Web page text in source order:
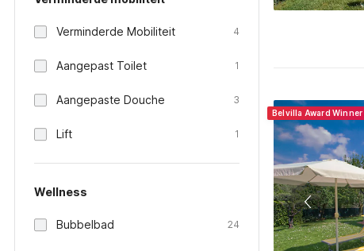
Verminderde Mobiliteit 4
Aangepast Toilet 1
Aangepaste Douche 3
Lift 1
Wellness
Bubbelbad 24
Belvilla Award